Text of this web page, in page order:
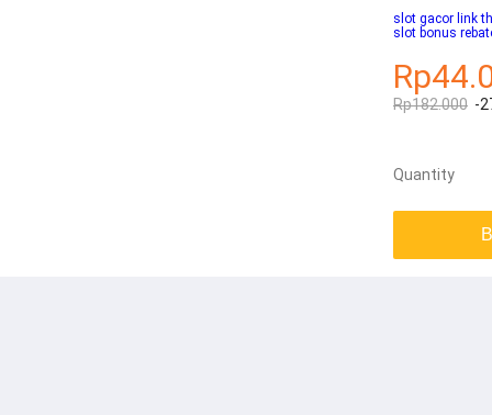
slot gacor link
slot bonus
Rp182.000 -
Quantity